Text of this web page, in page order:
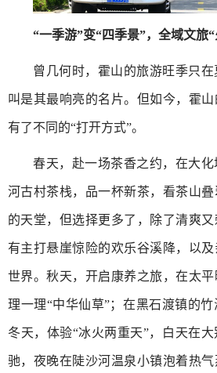
“一季游”变“四季景”，全域文旅
曾几何时，霍山的旅游旺季只
叫是其最响亮的名片。但如今，霍
有了不同的“打开方式”。
春天，赴一场茶香之约，在大
河古村茶栈，品一杯新茶，看茶山
的天堂，但选择更多了，除了清爽
有主打悬崖惊险的欢乐谷溪降，以
世界。秋天，开启康养之旅，在太
理一理“中华仙草”；在黑石渡镇的竹
冬天，体验“冰火两重天”，白天在
驰，夜晚在陡沙河温泉小镇泡着热